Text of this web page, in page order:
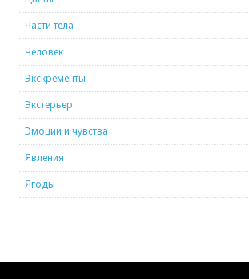
Части тела
Человек
Экскременты
Экстерьер
Эмоции и чувства
Явления
Ягоды